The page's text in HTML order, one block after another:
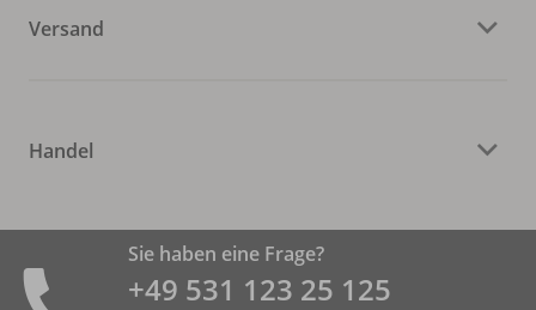
Versand
Handel
Sie haben eine Frage?
+49 531 ­123 25 125